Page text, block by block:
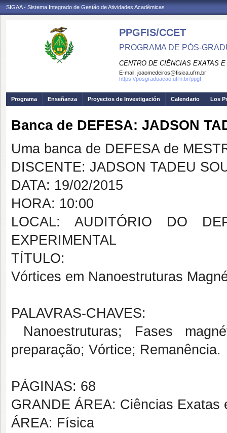
SIGAA - Sistema Integrado de Gestão de Atividades Acadêmicas
PPGFIS/CCET
PROGRAMA DE PÓS-
CENTRO DE CIÊNCIAS EXATAS
E-mail: joaomedeiros@fisica.ufrn.br
https://posgraduacao.ufrn.br/ppgf
Programa Enseñanza Proyectos de Investigación Calendario Los
Banca de DEFESA: JADSON
Uma banca de DEFESA de
DISCENTE: JADSON TADEU
DATA: 19/02/2015
HORA: 10:00
LOCAL: AUDITÓRIO DO
EXPERIMENTAL
TÍTULO:
Vórtices em Nanoestruturas
PALAVRAS-CHAVES:
Nanoestruturas; Fases
preparação; Vórtice; Remanência.
PÁGINAS: 68
GRANDE ÁREA: Ciências Exatas
ÁREA: Física